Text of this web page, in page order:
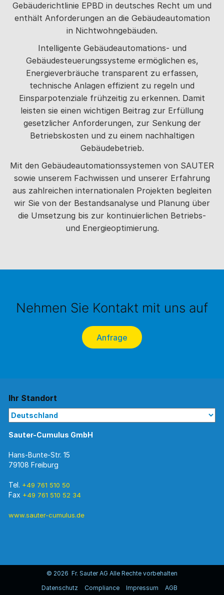
Gebäuderichtlinie EPBD in deutsches Recht um und
enthält Anforderungen an die Gebäudeautomation
in Nichtwohngebäuden.
Intelligente Gebäudeautomations- und
Gebäudesteuerungssysteme ermöglichen es,
Energieverbräuche transparent zu erfassen,
technische Anlagen effizient zu regeln und
Einsparpotenziale frühzeitig zu erkennen. Damit
leisten sie einen wichtigen Beitrag zur Erfüllung
gesetzlicher Anforderungen, zur Senkung der
Betriebskosten und zu einem nachhaltigen
Gebäudebetrieb.
Mit den Gebäudeautomationssystemen von SAUTER
sowie unserem Fachwissen und unserer Erfahrung
aus zahlreichen internationalen Projekten begleiten
wir Sie von der Bestandsanalyse und Planung über
die Umsetzung bis zur kontinuierlichen Betriebs-
und Energieoptimierung.
Nehmen Sie Kontakt mit uns auf
Anfrage
Ihr Standort
Sauter-Cumulus GmbH
Hans-Bunte-Str. 15
79108 Freiburg
Tel. +49 761 510 50
Fax +49 761 510 52 34
www.sauter-cumulus.de
© 2026 Fr. Sauter AG Alle Rechte vorbehalten
Datenschutz
Compliance Impressum AGB